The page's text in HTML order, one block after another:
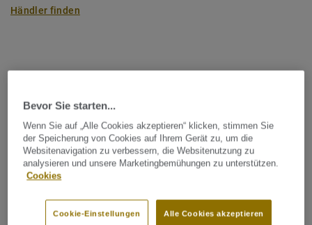
Händler finden
FILTER (2)
Noble
Bevor Sie starten...
Wenn Sie auf „Alle Cookies akzeptieren“ klicken, stimmen Sie
der Speicherung von Cookies auf Ihrem Gerät zu, um die
Websitenavigation zu verbessern, die Websitenutzung zu
analysieren und unsere Marketingbemühungen zu unterstützen.
Cookies
Alle Cookies akzeptieren
Cookie-Einstellungen